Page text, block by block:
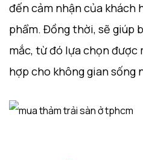
đến cảm nhận của khách
phẩm. Đồng thời, sẽ giúp
mắc, từ đó lựa chọn được
hợp cho không gian sống